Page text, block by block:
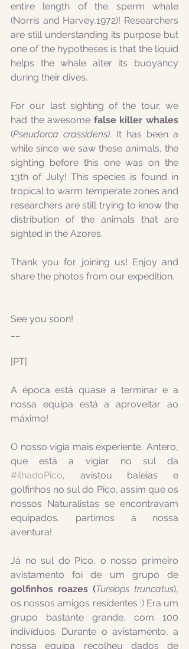
entire length of the sperm whale
(Norris and Harvey,1972)! Researchers
are still understanding its purpose but
one of the hypotheses is that the liquid
helps the whale alter its buoyancy
during their dives.
For our last sighting of the tour, we
had the awesome false killer whales
(Pseudorca crassidens). It has been a
while since we saw these animals, the
sighting before this one was on the
13th of July! This species is found in
tropical to warm temperate zones and
researchers are still trying to know the
distribution of the animals that are
sighted in the Azores.
Thank you for joining us! Enjoy and
share the photos from our expedition.
See you soon!
|PT|
A época está quase a terminar e a
nossa equipa está a aproveitar ao
máximo!
O nosso vigia mais experiente, Antero,
#ilhadoPico, avistou baleias e
golfinhos no sul do Pico, assim que os
nossos Naturalistas se encontravam
equipados, partimos à nossa
aventura!
Já no sul do Pico, o nosso primeiro
golfinhos roazes (Tursiops truncatus),
os nossos amigos residentes :) Era um
grupo bastante grande, com 100
indivíduos. Durante o avistamento, a
nossa equipa recolheu dados de